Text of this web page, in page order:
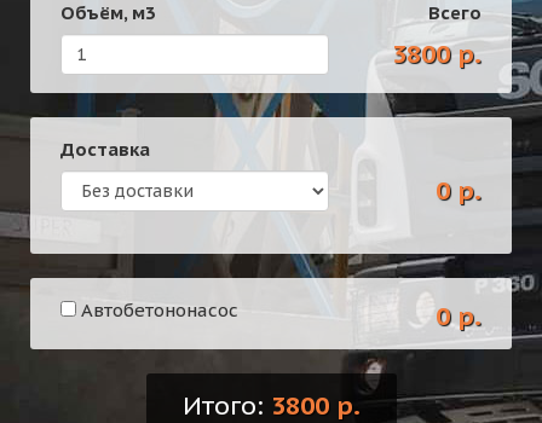
Объём, м3 Всего
3800 р.
Доставка
0 р.
Автобетононасос 0 р.
Итого: 3800 р.